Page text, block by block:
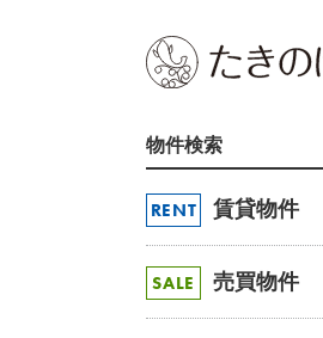
物件検索
RENT 賃貸物件
SALE 売買物件